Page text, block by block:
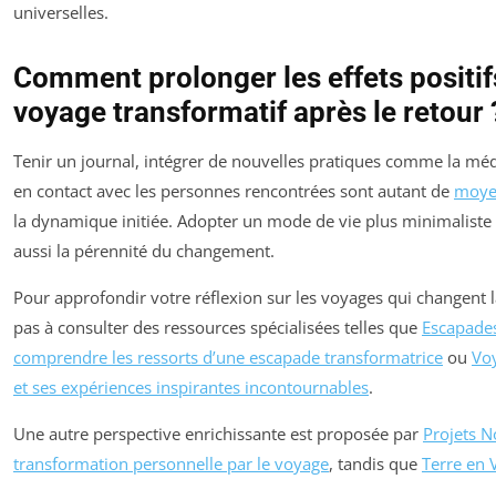
universelles.
Comment prolonger les effets
voyage transformatif après le retour
Tenir un journal, intégrer de nouvelles pratiques comme la
en contact avec les personnes rencontrées sont autant de
la dynamique initiée. Adopter un mode de vie plus
aussi la pérennité du changement.
Pour approfondir votre réflexion sur les voyages qui changent
pas à consulter des ressources spécialisées telles que
comprendre les ressorts d’une escapade transformatrice ou
et ses expériences inspirantes incontournables.
Une autre perspective enrichissante est proposée par Projets
transformation personnelle par le voyage, tandis que Terre en